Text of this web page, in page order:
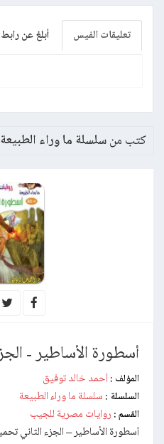
تعليقات الفيس أبلغ عن رابط
كتب من سلسلة ما وراء الطبيعة
أسطورة الأساطير -
المؤلف : أحمد خالد توفيق
السلسلة : سلسلة ما وراء الطبيعة
القسم : روايات مصرية للجيب
أسطورة الأساطير – الجزء الثاني